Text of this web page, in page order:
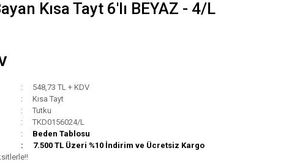
Kısa Tayt 6'lı BEYAZ - 4/L
548,73 TL + KDV
Kısa Tayt
Tutku
TKD0156024/L
Beden Tablosu
7.500 TL Üzeri %10 İndirim ve Ücretsiz Kargo